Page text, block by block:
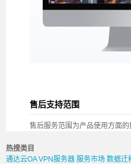
售后支持范围
售后服务范围为产品使用方面
热搜类目
通达云OA VPN服务器 服务市场 数据迁